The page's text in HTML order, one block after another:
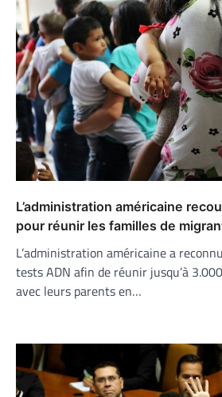
L’administration américaine
pour réunir les familles de
L’administration américaine a
tests ADN afin de réunir jusqu’à
avec leurs parents en…